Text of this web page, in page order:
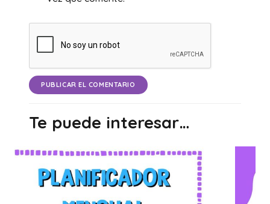
PUBLICAR EL COMENTARIO
Te puede interesar…